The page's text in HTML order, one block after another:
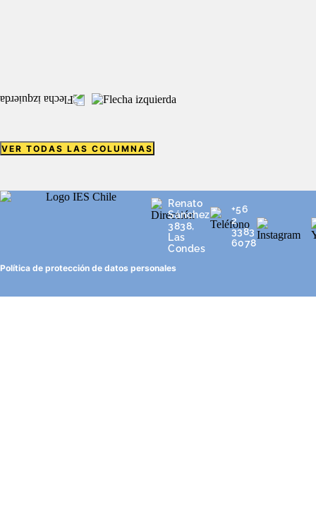
VER TODAS LAS COLUMNAS
Renato
Sánchez
3838,
Las
Condes
+56
2
3383
6078
Política de protección de datos personales